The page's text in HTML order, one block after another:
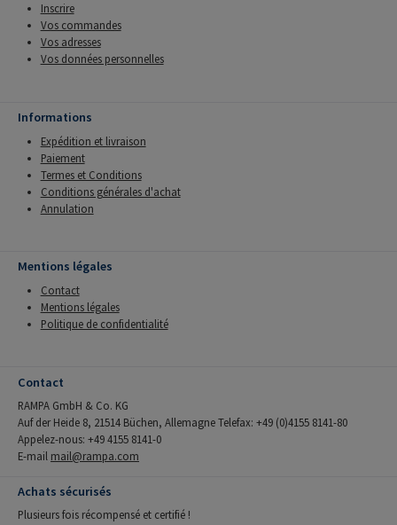
Inscrire
Vos commandes
Vos adresses
Vos données personnelles
Informations
Expédition et livraison
Paiement
Termes et Conditions
Conditions générales d'achat
Annulation
Mentions légales
Contact
Mentions légales
Politique de confidentialité
Contact
RAMPA GmbH & Co. KG
Auf der Heide 8, 21514 Büchen, Allemagne Telefax: +49 (0)4155 8141-80
Appelez-nous: +49 4155 8141-0
E-mail mail@rampa.com
Achats sécurisés
Plusieurs fois récompensé et certifié !